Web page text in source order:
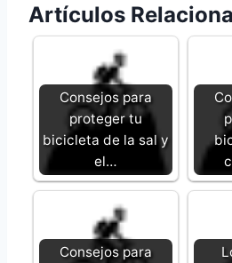
Artículos
Consejos para
proteger tu
bicicleta de la sal y
el…
Consejos para